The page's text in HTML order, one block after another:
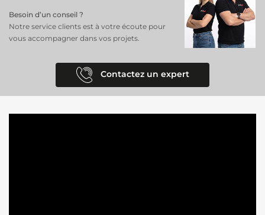
Besoin d’un conseil ?
Notre service clients est à votre écoute pour
vous accompagner dans vos projets.
Contactez un expert